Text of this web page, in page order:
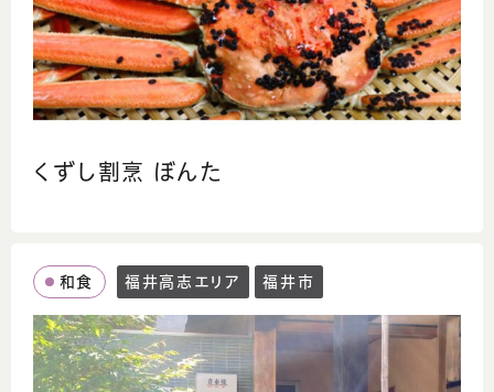
くずし割烹 ぼんた
和食 福井高志エリア 福井市